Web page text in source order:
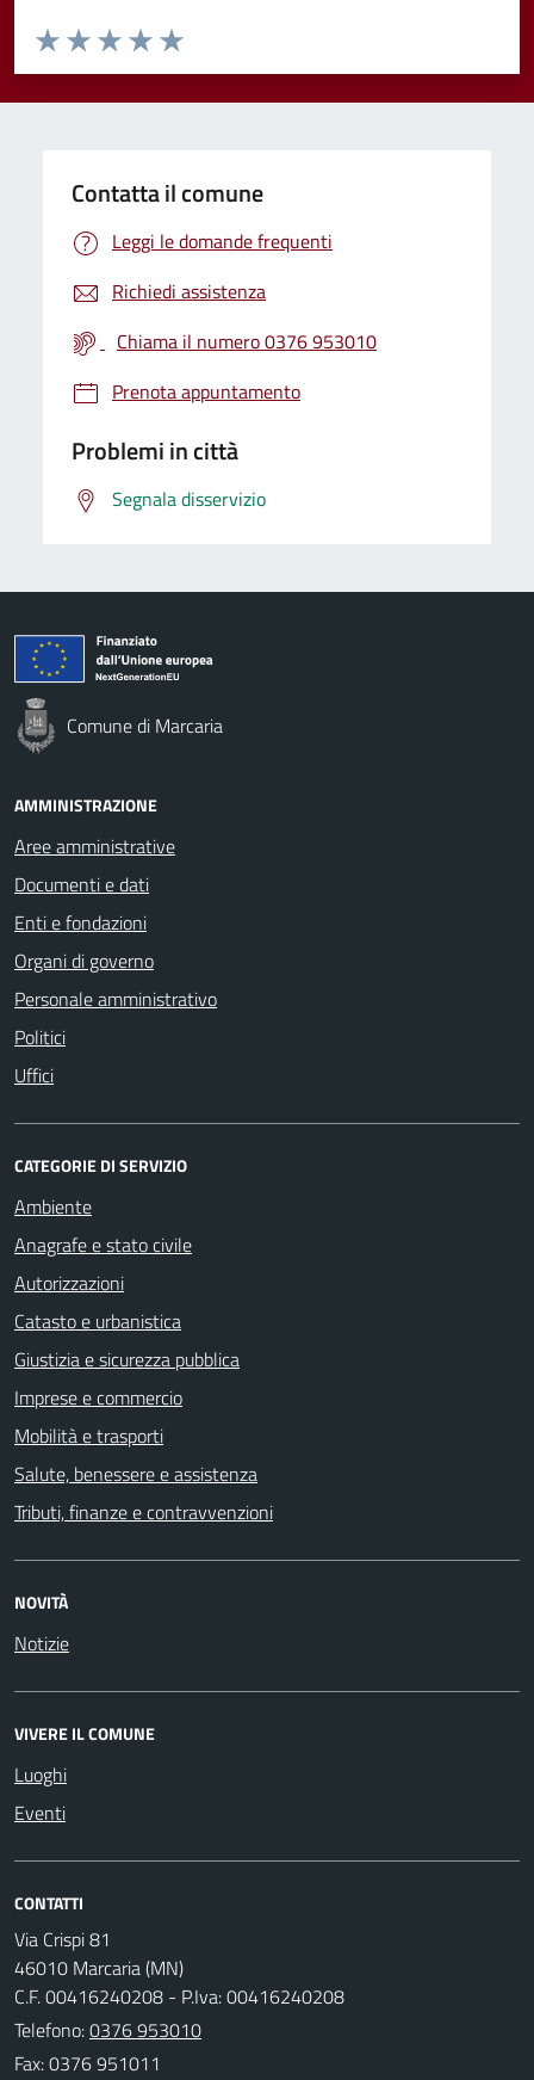
Valuta da 1 a 5 stelle la pagina
Valuta 5 stelle su 5
Valuta 4 stelle su 5
Valuta 3 stelle su 5
Valuta 2 stelle su 5
Valuta 1 stelle su 5
Contatta il comune
Leggi le domande frequenti
Richiedi assistenza
Chiama il numero 0376 953010
Prenota appuntamento
Problemi in città
Segnala disservizio
Comune di Marcaria
AMMINISTRAZIONE
Aree amministrative
Documenti e dati
Enti e fondazioni
Organi di governo
Personale amministrativo
Politici
Uffici
CATEGORIE DI SERVIZIO
Ambiente
Anagrafe e stato civile
Autorizzazioni
Catasto e urbanistica
Giustizia e sicurezza pubblica
Imprese e commercio
Mobilità e trasporti
Salute, benessere e assistenza
Tributi, finanze e contravvenzioni
NOVITÀ
Notizie
VIVERE IL COMUNE
Luoghi
Eventi
CONTATTI
Via Crispi 81
46010 Marcaria (MN)
C.F. 00416240208 - P.Iva: 00416240208
Telefono:0376 953010
Fax: 0376 951011